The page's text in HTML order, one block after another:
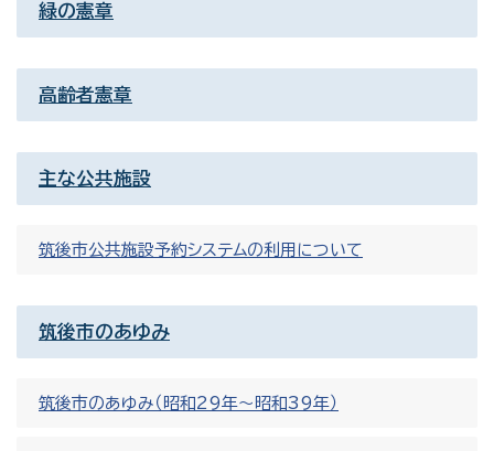
緑の憲章
高齢者憲章
主な公共施設
筑後市公共施設予約システムの利用について
筑後市のあゆみ
筑後市のあゆみ（昭和29年～昭和39年）